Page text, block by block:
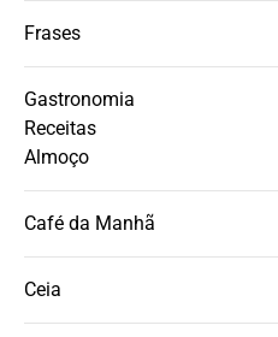
Frases
Gastronomia
Receitas
Almoço
Café da Manhã
Ceia